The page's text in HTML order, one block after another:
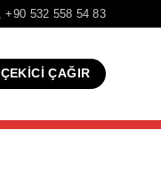
+90 532 558 54 83
ÇEKİCİ ÇAĞIR